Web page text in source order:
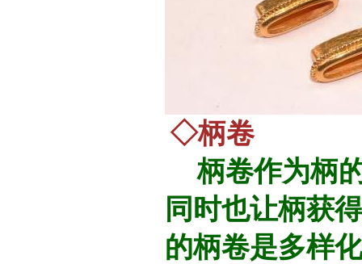
◇柄卷
柄卷作为柄
同时也让柄获
的柄卷是多样